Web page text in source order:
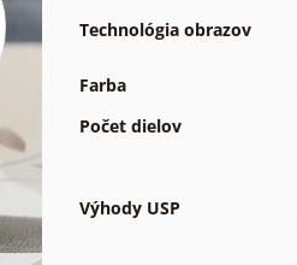
Technológia obrazov
Farba
Počet dielov
Výhody USP